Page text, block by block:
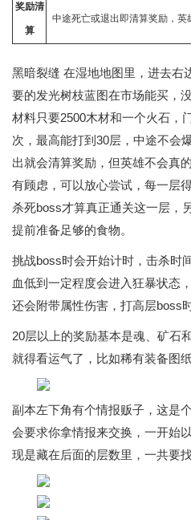
奖励清
算
中途死亡或退出即清算奖励，英
黑暗裂缝 在湿地地图里，进去右
要的发光树枝蓝图在市场能买，
材料只要2500木材和一个火石，
次，最高能打到30层，中途不会
出就会清算奖励，但英雄不会真
有顾虑，可以放心尝试，每一层
杀死boss才算真正通关这一层，
提前准备足够的食物。
挑战boss时会开始计时，击杀时
血低到一定程度会进入狂暴状态
还会附带属性伤害，打高层boss
20层以上的奖励基本是魂、矿石
就得看运气了，比如稀有装备图
副本左下角有个情报贩子，这是
会要求你拿情报来交换，一开始
现是藏在后面的层数里，一共要